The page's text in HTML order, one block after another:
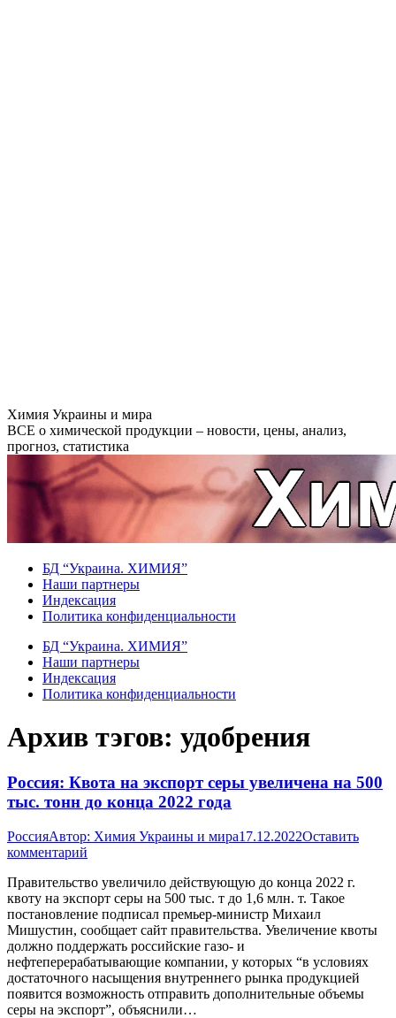
Перейти
к
содержанию
Химия Украины и мира
ВСЕ о химической продукции – новости, цены, анализ,
прогноз, статистика
БД “Украина. ХИМИЯ”
Наши партнеры
Индексация
Политика конфиденциальности
БД “Украина. ХИМИЯ”
Наши партнеры
Индексация
Политика конфиденциальности
Архив тэгов: удобрения
Россия: Квота на экспорт серы увеличена на 500
тыс. тонн до конца 2022 года
РоссияАвтор: Химия Украины и мира17.12.2022Оставить
комментарий
Правительство увеличило действующую до конца 2022 г.
квоту на экспорт серы на 500 тыс. т до 1,6 млн. т. Такое
постановление подписал премьер-министр Михаил
Мишустин, сообщает сайт правительства. Увеличение квоты
должно поддержать российские газо- и
нефтеперерабатывающие компании, у которых “в условиях
достаточного насыщения внутреннего рынка продукцией
появится возможность отправить дополнительные объемы
серы на экспорт”, объяснили…